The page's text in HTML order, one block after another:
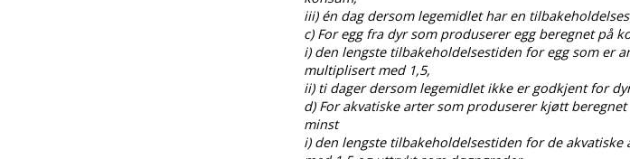
iii) én dag dersom legemidlet har en
c) For egg fra dyr som produserer egg beregnet på
i) den lengste tilbakeholdelsestiden for egg som er
multiplisert med 1,5,
ii) ti dager dersom legemidlet ikke er godkjent for
d) For akvatiske arter som produserer kjøtt
minst
i) den lengste tilbakeholdelsestiden for de